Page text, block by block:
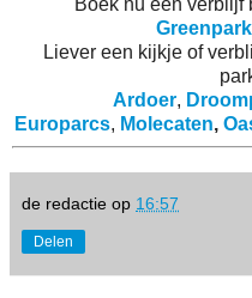
Boek nu een verblijf
Liever een kijkje of
Ardoer,
Europarcs, Molecaten,
de redactie op 16:57
Delen